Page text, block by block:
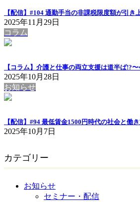
【配信】#104 通勤手当の非課税限度額が引き
2025年11月29日
コラム
【コラム】介護と仕事の両立支援は道半ば!?
2025年10月28日
お知らせ
【配信】#94 最低賃金1500円時代の社会と働
2025年10月7日
カテゴリー
お知らせ
セミナー・配信